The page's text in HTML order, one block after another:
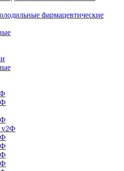
фармацевтические
v2Ф